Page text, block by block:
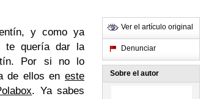
y como ya
te quería dar la
Por si no lo
de ellos eneste
. Ya sabes
Ver el artículo original
Denunciar
Sobre el autor